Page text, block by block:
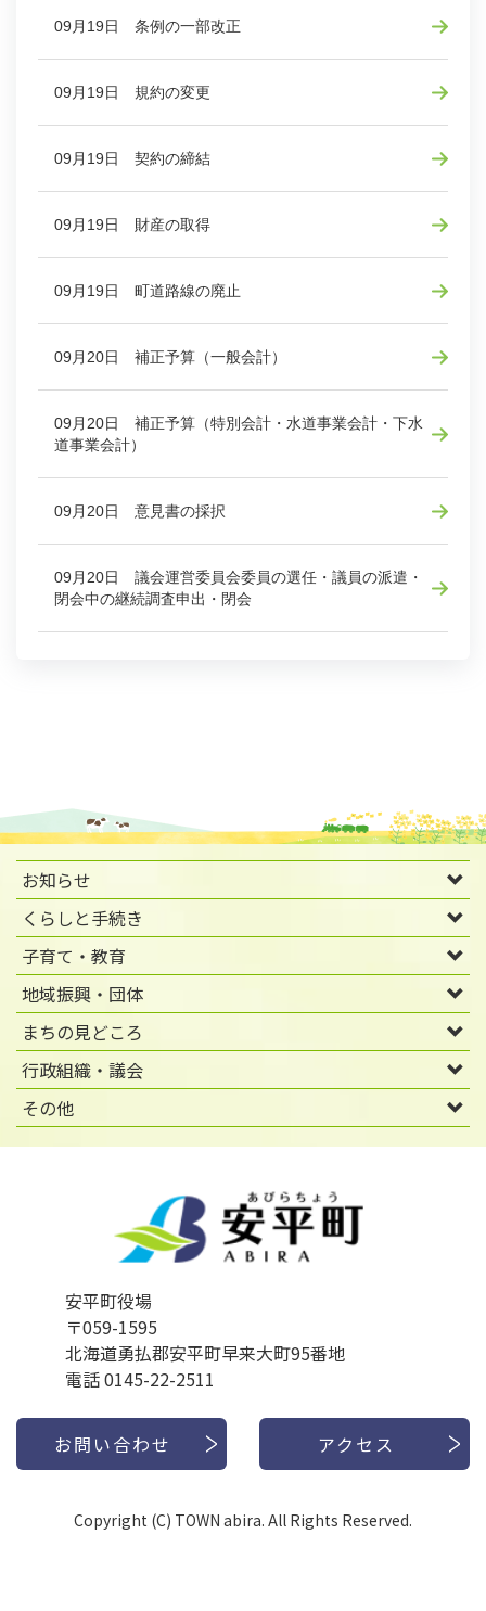
09月19日 条例の一部改正
09月19日 規約の変更
09月19日 契約の締結
09月19日 財産の取得
09月19日 町道路線の廃止
09月20日 補正予算（一般会計）
09月20日 補正予算（特別会計・水道事業会計・下水
道事業会計）
09月20日 意見書の採択
09月20日 議会運営委員会委員の選任・議員の派遣・
閉会中の継続調査申出・閉会
お知らせ
くらしと手続き
子育て・教育
地域振興・団体
まちの見どころ
行政組織・議会
その他
安平町役場
〒059-1595
北海道勇払郡安平町早来大町95番地
電話 0145-22-2511
お問い合わせ アクセス
Copyright (C) TOWN abira. All Rights Reserved.